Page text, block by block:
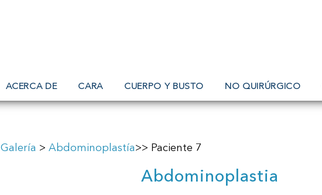
ACERCA DE CARA CUERPO Y BUSTO NO QUIRÚRGICO
Galería > Abdominoplastía>> Paciente 7
Abdominoplastia